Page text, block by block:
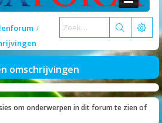
omschrijvingen
om onderwerpen in dit forum te zien of